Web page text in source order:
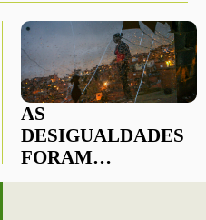
AS
DESIGUALDADES
FORAM
ESCANCARADAS